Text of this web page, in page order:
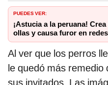
PUEDES VER:
¡Astucia a la peruana!
ollas y causa furor en redes
Al ver que los perros
le quedó más remedio
sus invitados. Las